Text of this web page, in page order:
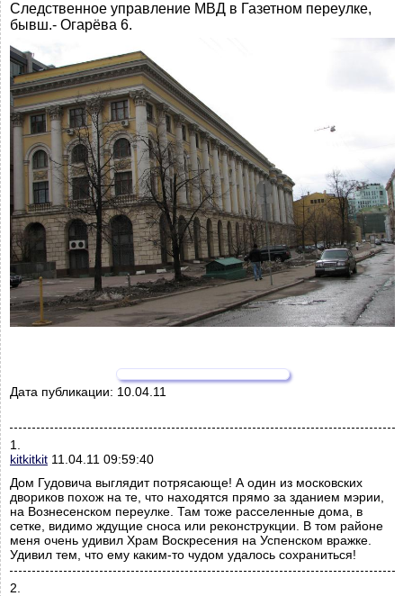
Следственное управление МВД в Газетном переулке,
бывш.- Огарёва 6.
Дата публикации: 10.04.11
1.
kitkitkit 11.04.11 09:59:40
Дом Гудовича выглядит потрясающе! А один из московских
двориков похож на те, что находятся прямо за зданием мэрии,
на Вознесенском переулке. Там тоже расселенные дома, в
сетке, видимо ждущие сноса или реконструкции. В том районе
меня очень удивил Храм Воскресения на Успенском вражке.
Удивил тем, что ему каким-то чудом удалось сохраниться!
2.